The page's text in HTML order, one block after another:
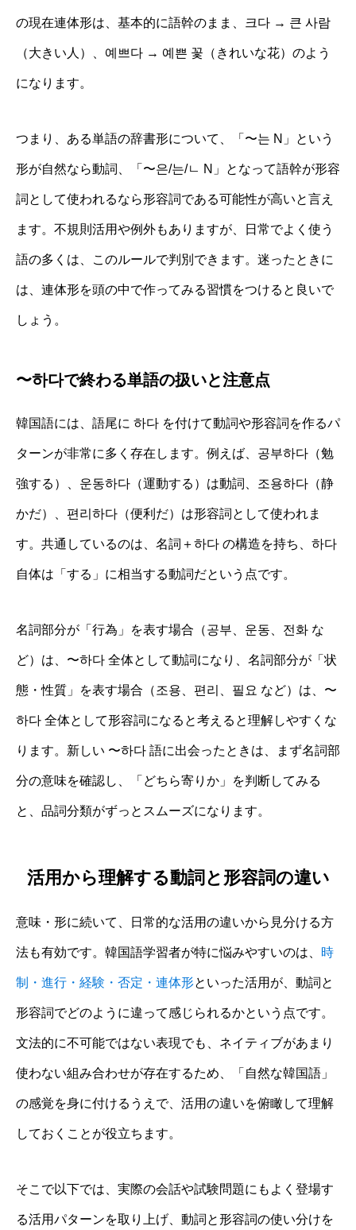
の現在連体形は、基本的に語幹のまま、크다 → 큰 사람
（大きい人）、예쁘다 → 예쁜 꽃（きれいな花）のよう
になります。
つまり、ある単語の辞書形について、「〜는 N」という
形が自然なら動詞、「〜은/는/ㄴ N」となって語幹が形容
詞として使われるなら形容詞である可能性が高いと言え
ます。不規則活用や例外もありますが、日常でよく使う
語の多くは、このルールで判別できます。迷ったときに
は、連体形を頭の中で作ってみる習慣をつけると良いで
しょう。
〜하다で終わる単語の扱いと注意点
韓国語には、語尾に 하다 を付けて動詞や形容詞を作るパ
ターンが非常に多く存在します。例えば、공부하다（勉
強する）、운동하다（運動する）は動詞、조용하다（静
かだ）、편리하다（便利だ）は形容詞として使われま
す。共通しているのは、名詞＋하다 の構造を持ち、하다
自体は「する」に相当する動詞だという点です。
名詞部分が「行為」を表す場合（공부、운동、전화 な
ど）は、〜하다 全体として動詞になり、名詞部分が「状
態・性質」を表す場合（조용、편리、필요 など）は、〜
하다 全体として形容詞になると考えると理解しやすくな
ります。新しい 〜하다 語に出会ったときは、まず名詞部
分の意味を確認し、「どちら寄りか」を判断してみる
と、品詞分類がずっとスムーズになります。
活用から理解する動詞と形容詞の違い
意味・形に続いて、日常的な活用の違いから見分ける方
法も有効です。韓国語学習者が特に悩みやすいのは、 時
制・進行・経験・否定・連体形といった活用が、動詞と
形容詞でどのように違って感じられるかという点です。
文法的に不可能ではない表現でも、ネイティブがあまり
使わない組み合わせが存在するため、「自然な韓国語」
の感覚を身に付けるうえで、活用の違いを俯瞰して理解
しておくことが役立ちます。
そこで以下では、実際の会話や試験問題にもよく登場す
る活用パターンを取り上げ、動詞と形容詞の使い分けを